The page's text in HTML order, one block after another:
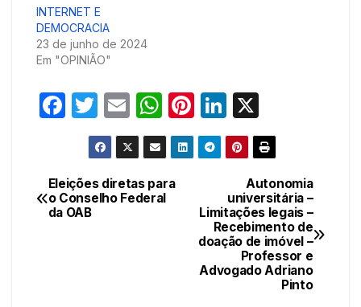
INTERNET E
DEMOCRACIA
23 de junho de 2024
Em "OPINIÃO"
F
e
b
T
w
itt
er
E
m
ail
W
h
at
s
A
Pi
nt
er
st
Li
n
k
dI
n
Navegação
de
Autonomia
universitária –
Limitações legais –
Recebimento de
doação de imóvel –
Professor e
Advogado Adriano
Pinto
Eleições diretas para
o Conselho Federal
da OAB